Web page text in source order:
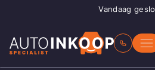
Vandaag